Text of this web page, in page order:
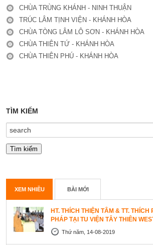
CHÙA TRÙNG KHÁNH - NINH THUẬN
TRÚC LÂM TỊNH VIỆN - KHÁNH HÒA
CHÙA TÒNG LÂM LÔ SƠN - KHÁNH HÒA
CHÙA THIÊN TỨ - KHÁNH HÒA
CHÙA THIÊN PHÚ - KHÁNH HÒA
TÌM KIẾM
XEM NHIỀU BÀI MỚI
HT. THÍCH THIỆN TÂM & TT. THÍCH
PHÁP TẠI TU VIỆN TÂY THIÊN
Thứ năm, 14-08-2019